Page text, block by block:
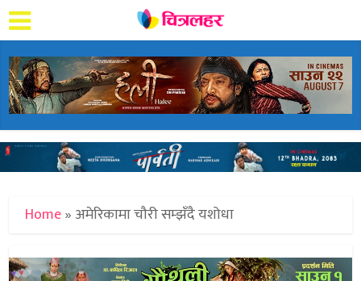
Home» अमेरिकामा चौरी सम्झँदै यशोधा